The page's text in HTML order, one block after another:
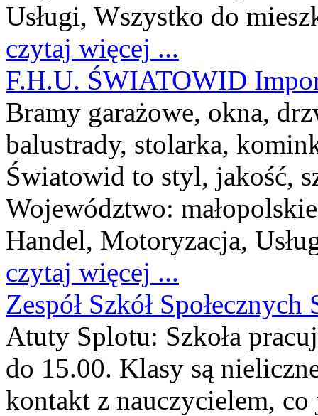
Usługi, Wszystko do
czytaj więcej ...
F.H.U. ŚWIATOWID
Bramy garażowe, okna,
balustrady, stolarka,
Światowid to styl, jakość,
Województwo: małopolskie
Handel, Motoryzacja,
czytaj więcej ...
Zespół Szkół Społecznych
Atuty Splotu: Szkoła
do 15.00. Klasy są
kontakt z nauczycielem,